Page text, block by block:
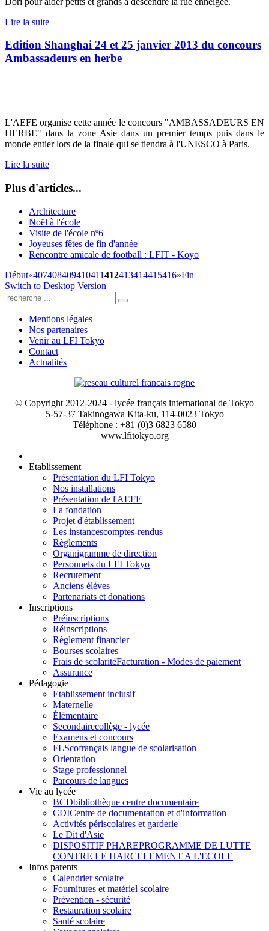
Lire la suite
Edition Shanghai 24 et 25 janvier 2013 du concours
Ambassadeurs en herbe
L'AEFE organise cette année le concours "AMBASSADEURS EN
HERBE" dans la zone Asie dans un premier temps puis dans le
monde entier lors de la finale qui se tiendra à l'UNESCO à Paris.
Lire la suite
Plus d'articles...
Architecture
Noël à l'école
Visite de l'école nº6
Joyeuses fêtes de fin d'année
Rencontre amicale de football : LFIT - Koyo
Début«407408409410411412413414415416»Fin
Switch to Desktop Version
Mentions légales
Nos partenaires
Venir au LFI Tokyo
Contact
Actualités
© Copyright 2012-2024 - lycée français international de Tokyo
5-57-37 Takinogawa Kita-ku, 114-0023 Tokyo
Téléphone : +81 (0)3 6823 6580
www.lfitokyo.org
Etablissement
Présentation du LFI Tokyo
Nos installations
Présentation de l'AEFE
La fondation
Projet d'établissement
Les instancescomptes-rendus
Règlements
Organigramme de direction
Personnels du LFI Tokyo
Recrutement
Anciens élèves
Partenariats et donations
Inscriptions
Préinscriptions
Réinscriptions
Règlement financier
Bourses scolaires
Frais de scolaritéFacturation - Modes de paiement
Assurance
Pédagogie
Etablissement inclusif
Maternelle
Élémentaire
Secondairecollège - lycée
Examens et concours
FLScofrançais langue de scolarisation
Orientation
Stage professionnel
Parcours de langues
Vie au lycée
BCDbibliothèque centre documentaire
CDICentre de documentation et d'information
Activités périscolaires et garderie
Le Dit d'Asie
DISPOSITIF PHAREPROGRAMME DE LUTTE
CONTRE LE HARCELEMENT A L'ECOLE
Infos parents
Calendrier scolaire
Fournitures et matériel scolaire
Prévention - sécurité
Restauration scolaire
Santé scolaire